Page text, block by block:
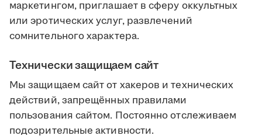
маркетингом, приглашает в сферу оккультных
или эротических услуг, развлечений
сомнительного характера.
Технически защищаем сайт
Мы защищаем сайт от хакеров и технических
действий, запрещённых правилами
пользования сайтом. Постоянно отслеживаем
подозрительные активности.